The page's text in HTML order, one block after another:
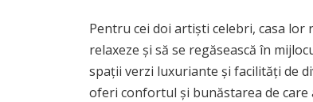
Pentru cei doi artiști celebri, casa
relaxeze și să se regăsească în
spații verzi luxuriante și facilități de
oferi confortul și bunăstarea de care